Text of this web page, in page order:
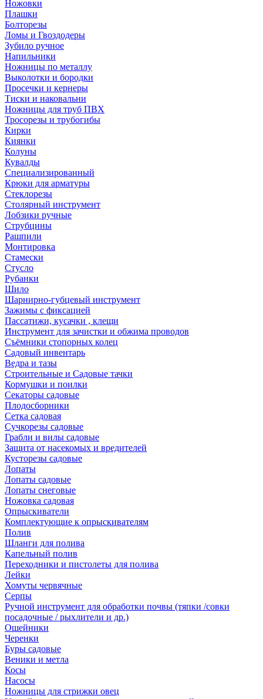
Ножовки
Плашки
Болторезы
Ломы и Гвоздодеры
Зубило ручное
Напильники
Ножницы по металлу
Выколотки и бородки
Просечки и кернеры
Тиски и наковальни
Ножницы для труб ПВХ
Тросорезы и трубогибы
Кирки
Киянки
Колуны
Кувалды
Специализированный
Крюки для арматуры
Стеклорезы
Столярный инструмент
Лобзики ручные
Струбцины
Рашпили
Монтировка
Стамески
Стусло
Рубанки
Шило
Шарнирно-губцевый инструмент
Зажимы с фиксацией
Пассатижи, кусачки , клещи
Инструмент для зачистки и обжима проводов
Съёмники стопорных колец
Садовый инвентарь
Ведра и тазы
Строительные и Садовые тачки
Кормушки и поилки
Секаторы садовые
Плодосборники
Сетка садовая
Сучкорезы садовые
Грабли и вилы садовые
Защита от насекомых и вредителей
Кусторезы садовые
Лопаты
Лопаты садовые
Лопаты снеговые
Ножовка садовая
Опрыскиватели
Комплектующие к опрыскивателям
Полив
Шланги для полива
Капельный полив
Переходники и пистолеты для полива
Лейки
Хомуты червячные
Серпы
Ручной инструмент для обработки почвы (тяпки /совки
посадочные / рыхлители и др.)
Ошейники
Черенки
Буры садовые
Веники и метла
Косы
Насосы
Ножницы для стрижки овец